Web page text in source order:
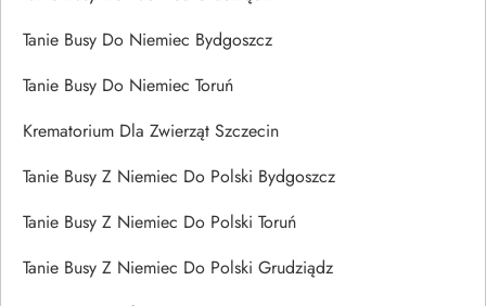
Tanie Busy Do Niemiec Bydgoszcz
Tanie Busy Do Niemiec Toruń
Krematorium Dla Zwierząt Szczecin
Tanie Busy Z Niemiec Do Polski Bydgoszcz
Tanie Busy Z Niemiec Do Polski Toruń
Tanie Busy Z Niemiec Do Polski Grudziądz